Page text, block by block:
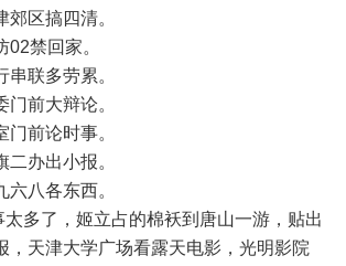
区搞四清。
禁回家。
联多劳累。
前大辩论。
前论时事。
办出小报。
八各东西。
了，姬立占的棉袄到唐山一游，贴出
，天津大学广场看露天电影，光明影院